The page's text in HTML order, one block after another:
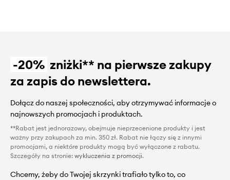
-20% zniżki** na pierwsze zakupy
za zapis do newslettera.
Dołącz do naszej społeczności, aby otrzymywać informacje o
najnowszych promocjach i produktach.
**Rabat jest jednorazowy, obejmuje nieprzecenione produkty i jest
ważny przy zakupach za min. 350 zł. Rabat nie łączy się z innymi
promocjami, a niektóre produkty mogą być wyłączone z rabatu.
Szczegóły na stronie: wykluczenia z promocji.
Chcemy, żeby do Twojej skrzynki trafiało tylko to, co